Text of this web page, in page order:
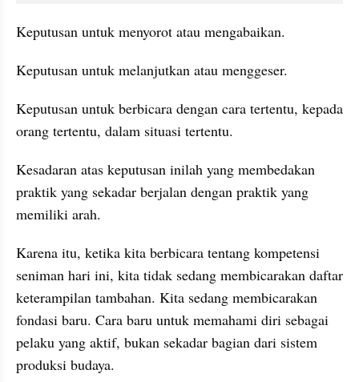
Keputusan untuk menyorot atau mengabaikan.
Keputusan untuk melanjutkan atau menggeser.
Keputusan untuk berbicara dengan cara tertentu, kepada
orang tertentu, dalam situasi tertentu.
Kesadaran atas keputusan inilah yang membedakan
praktik yang sekadar berjalan dengan praktik yang
memiliki arah.
Karena itu, ketika kita berbicara tentang kompetensi
seniman hari ini, kita tidak sedang membicarakan daftar
keterampilan tambahan. Kita sedang membicarakan
fondasi baru. Cara baru untuk memahami diri sebagai
pelaku yang aktif, bukan sekadar bagian dari sistem
produksi budaya.